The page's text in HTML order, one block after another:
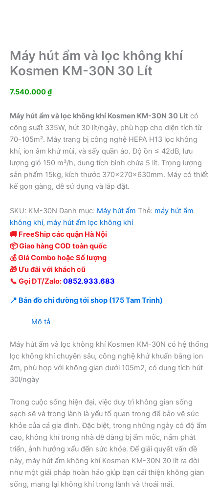
Máy hút ẩm và lọc không khí
Kosmen KM-30N 30 Lít
7.540.000₫
Máy hút ẩm và lọc không khí Kosmen KM-30N 30 Lít có
công suất 335W, hút 30 lít/ngày, phù hợp cho diện tích từ
70-105m². Máy trang bị công nghệ HEPA H13 lọc không
khí, ion âm khử mùi, và sấy quần áo. Độ ồn ≤ 42dB, lưu
lượng gió 150 m³/h, dung tích bình chứa 5 lít. Trọng lượng
sản phẩm 15kg, kích thước 370x270x630mm. Máy có thiết
kế gọn gàng, dễ sử dụng và lắp đặt.
SKU: KM-30N Danh mục: Máy hút ẩm Thẻ: máy hút ẩm
không khí, máy hút ẩm lọc không khí
🚚 FreeShip các quận Hà Nội
📦 Giao hàng COD toàn quốc
💰 Giá Combo hoặc Số lượng
🎁 Ưu đãi với khách cũ
📞 Gọi ĐT/Zalo:0852.933.683
📍 Bản đồ chỉ đường tới shop (175 Tam Trinh)
Mô tả
Máy hút ẩm và lọc không khí Kosmen KM-30N có hệ thống
lọc không khí chuyên sâu, công nghệ khử khuẩn bằng ion
âm, phù hợp với không gian dưới 105m2, có dung tích hút
30l/ngày
Trong cuộc sống hiện đại, việc duy trì không gian sống
sạch sẽ và trong lành là yếu tố quan trọng để bảo vệ sức
khỏe của cả gia đình. Đặc biệt, trong những ngày có độ ẩm
cao, không khí trong nhà dễ dàng bị ẩm mốc, nấm phát
triển, ảnh hưởng xấu đến sức khỏe. Để giải quyết vấn đề
này, máy hút ẩm không khí Kosmen KM-30N 30 lít ra đời
như một giải pháp hoàn hảo giúp bạn cải thiện không gian
sống, mang lại không khí trong lành và thoải mái.